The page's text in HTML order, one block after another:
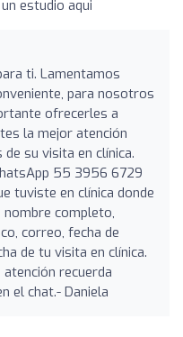
estudio aqui
ti. Lamentamos
para nosotros
ofrecerles a
la mejor atención
su visita en clínica.
55 3956 6729
tuviste en clínica donde
completo,
correo, fecha de
de tu visita en clínica.
recuerda
el chat.- Daniela